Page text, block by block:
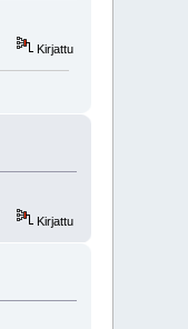
Kirjattu
Kirjattu